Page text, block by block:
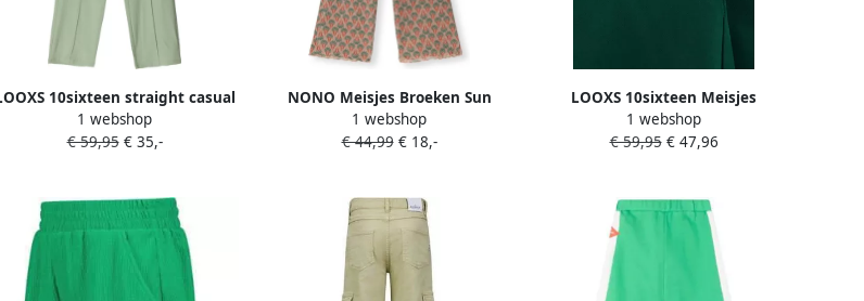
10sixteen straight casual
broek mintgroen
1 webshop
€ 59,95€ 35,-
NONO Meisjes Broeken Sun
Plilssee Palmtree Palazzo Multi
1 webshop
€ 44,99€ 18,-
LOOXS 10sixteen Meisjes
Broeken 2531-5612 Groen
1 webshop
€ 59,95€ 47,96